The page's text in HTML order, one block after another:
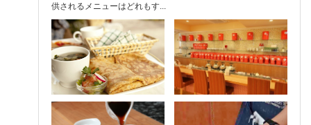
供されるメニューはどれもす...